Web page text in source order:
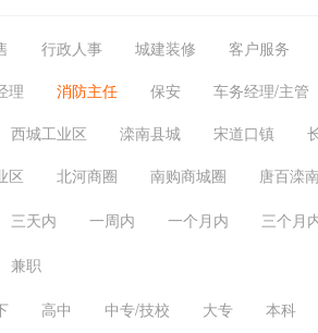
行政人事 城建装修 客户服务
闲 金融保险 管理运营 物流贸易
工艺 化工制药 摄影影视 能源环保
理 消防主任 保安 车务经理/主管
职位
辅警
西城工业区 滦南县城 宋道口镇
镇 青坨营镇 柏各庄镇 柳赞镇
区 北河商圈 南购商城圈 唐百滦
三天内 一周内 一个月内
三个月
兼职
高中 中专/技校 大专 本科